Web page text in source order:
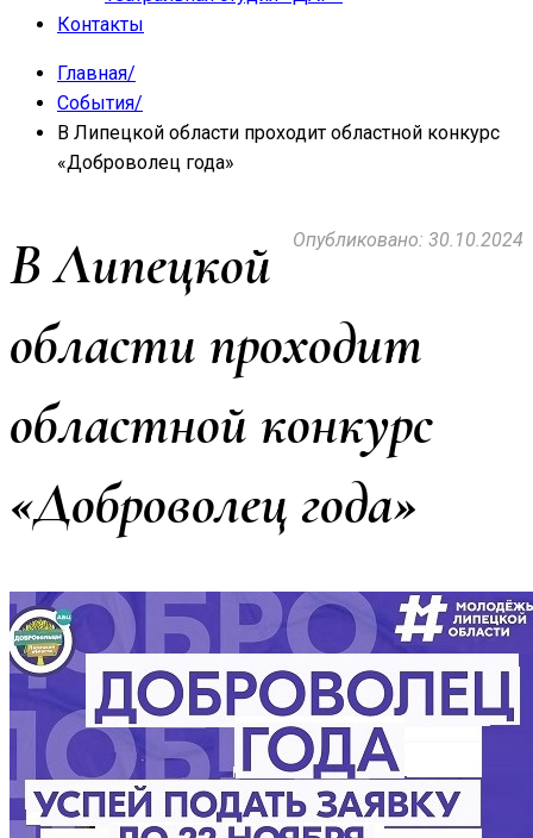
Контакты
Главная/
События/
В Липецкой области проходит областной конкурс
«Доброволец года»
Опубликовано: 30.10.2024
В Липецкой
области проходит
областной конкурс
«Доброволец года»